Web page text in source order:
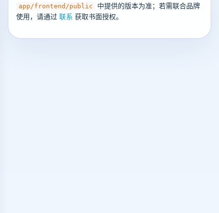
app/frontend/public
中提供的版本为准；若需联合品牌
使用，请通过 联系 获取书面授权。